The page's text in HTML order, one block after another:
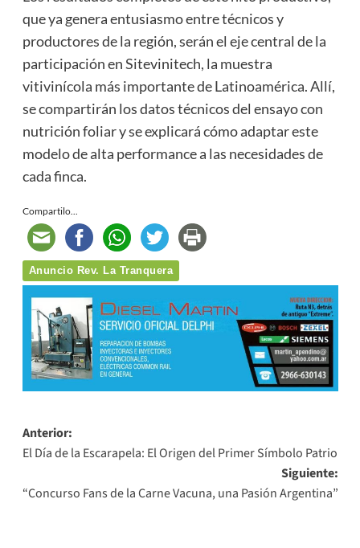
que ya genera entusiasmo entre técnicos y
productores de la región, serán el eje central de la
participación en Sitevinitech, la muestra
vitivinícola más importante de Latinoamérica. Allí,
se compartirán los datos técnicos del ensayo con
nutrición foliar y se explicará cómo adaptar este
modelo de alta performance a las necesidades de
cada finca.
Compartilo...
Anuncio Rev. La Tranquera
Navegación
de
entradas
Anterior:
El Día de la Escarapela: El Origen del Primer Símbolo Patrio
Siguiente:
“Concurso Fans de la Carne Vacuna, una Pasión Argentina”